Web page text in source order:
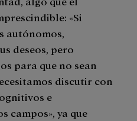
«Si
autónomos,
deseos, pero
para que no sean
discutir con
e
campos», ya que